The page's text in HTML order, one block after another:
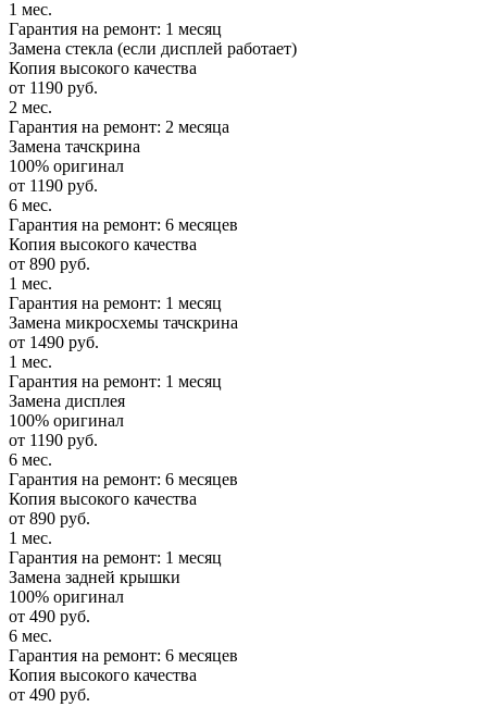
1 мес.
Гарантия на ремонт: 1 месяц
Замена стекла (если дисплей работает)
Копия высокого качества
от 1190 руб.
2 мес.
Гарантия на ремонт: 2 месяца
Замена тачскрина
100% оригинал
от 1190 руб.
6 мес.
Гарантия на ремонт: 6 месяцев
Копия высокого качества
от 890 руб.
1 мес.
Гарантия на ремонт: 1 месяц
Замена микросхемы тачскрина
от 1490 руб.
1 мес.
Гарантия на ремонт: 1 месяц
Замена дисплея
100% оригинал
от 1190 руб.
6 мес.
Гарантия на ремонт: 6 месяцев
Копия высокого качества
от 890 руб.
1 мес.
Гарантия на ремонт: 1 месяц
Замена задней крышки
100% оригинал
от 490 руб.
6 мес.
Гарантия на ремонт: 6 месяцев
Копия высокого качества
от 490 руб.